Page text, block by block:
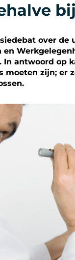
over
antwoord op
moeten zijn; er